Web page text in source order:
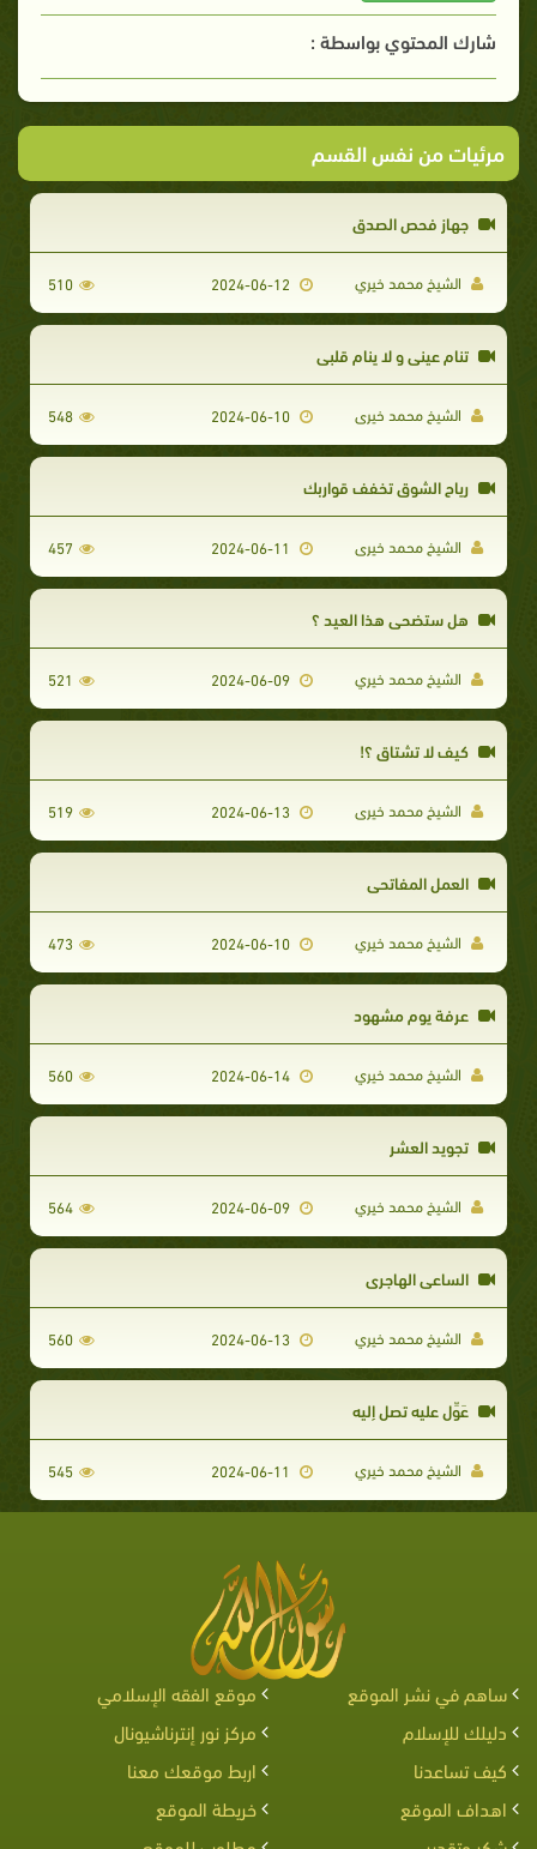
شارك المحتوي بواسطة :
مرئيات من نفس القسم
جهاز فحص الصدق
الشيخ محمد خيري 510
تنام عينى و لا ينام قلبى
الشيخ محمد خيرى 2024-06-10
548
رياح الشوق تخفف قواربك
الشيخ محمد خيرى 457
هل ستضحي هذا العيد ؟
الشيخ محمد خيري 2024-06-09
521
كيف لا تشتاق ؟!
الشيخ محمد خيرى 2024-06-13
519
العمل المفاتحي
الشيخ محمد خيري 2024-06-10
473
عرفة يوم مشهود
الشيخ محمد خيري 2024-06-14
560
تجويد العشر
الشيخ محمد خيري 2024-06-09
564
الساعى الهاجرى
الشيخ محمد خيري 2024-06-13
560
عَوِّل عليه تصل إليه
الشيخ محمد خيري 545
ساهم في نشر الموقع
موقع الفقه الإسلامي
دليلك للإسلام
مركز نور إنترناشيونال
كيف تساعدنا
اربط موقعك معنا
اهداف الموقع
خريطة الموقع